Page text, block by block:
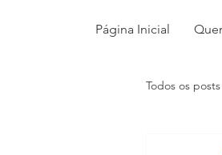
Página Inicial
Todos os posts